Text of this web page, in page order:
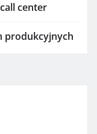
center
produkcyjnych